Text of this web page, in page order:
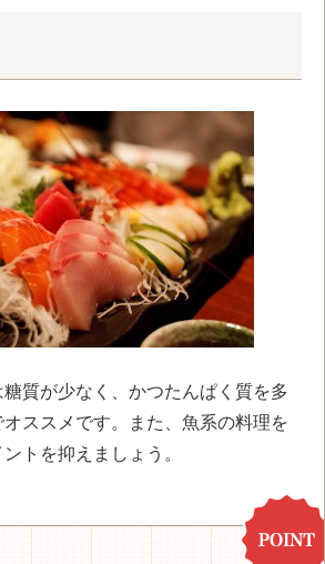
質が少なく、かつたんぱく質を多
オススメです。また、魚系の料理を
トを抑えましょう。